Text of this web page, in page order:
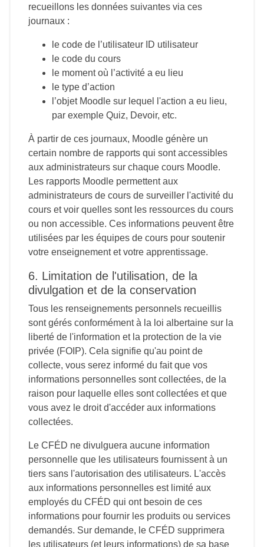
recueillons les données suivantes via ces
journaux :
le code de l’utilisateur ID utilisateur
le code du cours
le moment où l’activité a eu lieu
le type d’action
l’objet Moodle sur lequel l'action a eu lieu,
par exemple Quiz, Devoir, etc.
À partir de ces journaux, Moodle génère un
certain nombre de rapports qui sont accessibles
aux administrateurs sur chaque cours Moodle.
Les rapports Moodle permettent aux
administrateurs de cours de surveiller l'activité du
cours et voir quelles sont les ressources du cours
ou non accessible. Ces informations peuvent être
utilisées par les équipes de cours pour soutenir
votre enseignement et votre apprentissage.
6. Limitation de l'utilisation, de la
divulgation et de la conservation
Tous les renseignements personnels recueillis
sont gérés conformément à la loi albertaine sur la
liberté de l'information et la protection de la vie
privée (FOIP). Cela signifie qu'au point de
collecte, vous serez informé du fait que vos
informations personnelles sont collectées, de la
raison pour laquelle elles sont collectées et que
vous avez le droit d'accéder aux informations
collectées.
Le CFÉD ne divulguera aucune information
personnelle que les utilisateurs fournissent à un
tiers sans l'autorisation des utilisateurs. L'accès
aux informations personnelles est limité aux
employés du CFÉD qui ont besoin de ces
informations pour fournir les produits ou services
demandés. Sur demande, le CFÉD supprimera
les utilisateurs (et leurs informations) de sa base